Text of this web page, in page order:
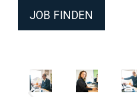
JOB FINDEN